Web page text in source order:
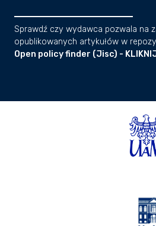
Sprawdź czy wydawca pozwala na
opublikowanych artykułów w
Open policy finder (Jisc) -